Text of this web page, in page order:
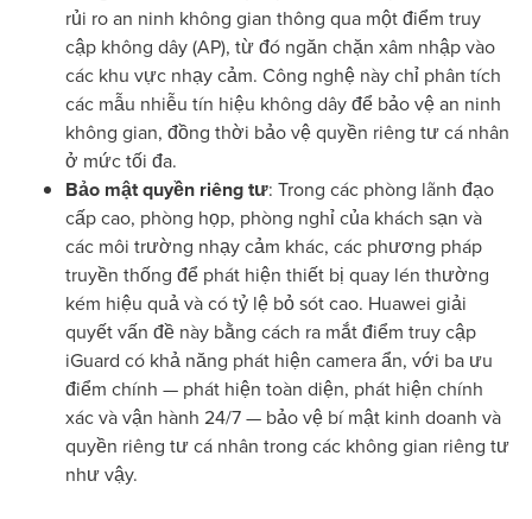
rủi ro an ninh không gian thông qua một điểm truy
cập không dây (AP), từ đó ngăn chặn xâm nhập vào
các khu vực nhạy cảm. Công nghệ này chỉ phân tích
các mẫu nhiễu tín hiệu không dây để bảo vệ an ninh
không gian, đồng thời bảo vệ quyền riêng tư cá nhân
ở mức tối đa.
Bảo mật quyền riêng tư: Trong các phòng lãnh đạo
cấp cao, phòng họp, phòng nghỉ của khách sạn và
các môi trường nhạy cảm khác, các phương pháp
truyền thống để phát hiện thiết bị quay lén thường
kém hiệu quả và có tỷ lệ bỏ sót cao. Huawei giải
quyết vấn đề này bằng cách ra mắt điểm truy cập
iGuard có khả năng phát hiện camera ẩn, với ba ưu
điểm chính — phát hiện toàn diện, phát hiện chính
xác và vận hành 24/7 — bảo vệ bí mật kinh doanh và
quyền riêng tư cá nhân trong các không gian riêng tư
như vậy.